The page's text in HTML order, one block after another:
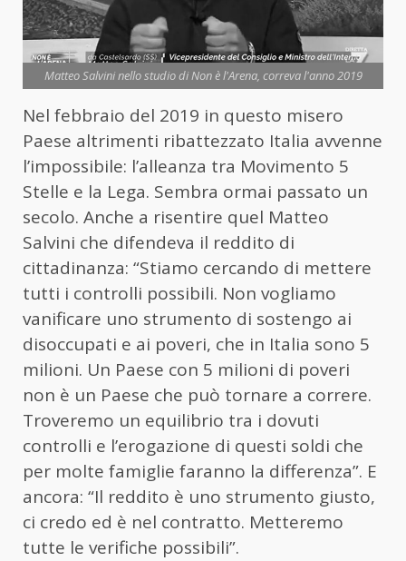
Matteo Salvini nello studio di Non è l'Arena, correva l'anno 2019
Nel febbraio del 2019 in questo misero
Paese altrimenti ribattezzato Italia avvenne
l’impossibile: l’alleanza tra Movimento 5
Stelle e la Lega. Sembra ormai passato un
secolo. Anche a risentire quel Matteo
Salvini che difendeva il reddito di
cittadinanza: “Stiamo cercando di mettere
tutti i controlli possibili. Non vogliamo
vanificare uno strumento di sostengo ai
disoccupati e ai poveri, che in Italia sono 5
milioni. Un Paese con 5 milioni di poveri
non è un Paese che può tornare a correre.
Troveremo un equilibrio tra i dovuti
controlli e l’erogazione di questi soldi che
per molte famiglie faranno la differenza”. E
ancora: “Il reddito è uno strumento giusto,
ci credo ed è nel contratto. Metteremo
tutte le verifiche possibili”.